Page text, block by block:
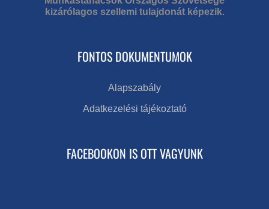
kizárólagos szellemi tulajdonát képezik.
FONTOS DOKUMENTUMOK
Alapszabály
Adatkezelési tájékoztató
FACEBOOKON IS OTT VAGYUNK